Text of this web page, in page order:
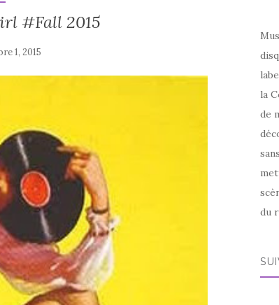
#Fall 2015
1, 2015
la
de
du